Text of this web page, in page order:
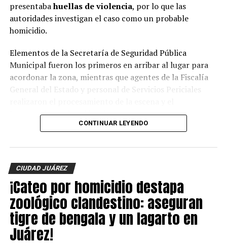
presentabahuellas de violencia, por lo que las
autoridades investigan el caso como un probable
homicidio.
Elementos de la Secretaría de Seguridad Pública
Municipal fueron los primeros en arribar al lugar para
acordonar la zona, mientras que agentes de la Fiscalía
General del Estado y personal de Servicios Periciales
levantamiento de evidencias.
revelada y las autoridades continúan con las
investigaciones para esclarecer el móvil del crimen y dar
con los responsables.
CONTINUAR LEYENDO
CIUDAD JUÁREZ
¡Cateo por homicidio destapa
zoológico clandestino: aseguran
tigre de bengala y un lagarto en
Juárez!